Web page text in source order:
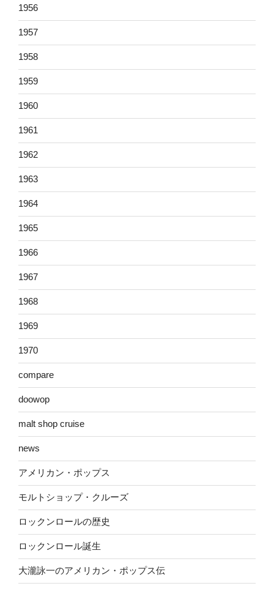
1956
1957
1958
1959
1960
1961
1962
1963
1964
1965
1966
1967
1968
1969
1970
compare
doowop
malt shop cruise
news
アメリカン・ポップス
モルトショップ・クルーズ
ロックンロールの歴史
ロックンロール誕生
大瀧詠一のアメリカン・ポップス伝